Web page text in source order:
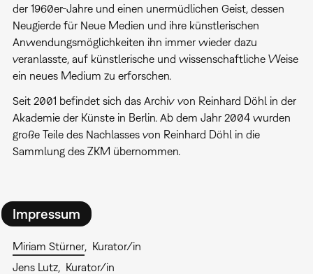
der 1960er-Jahre und einen unermüdlichen Geist, dessen
Neugierde für Neue Medien und ihre künstlerischen
Anwendungsmöglichkeiten ihn immer wieder dazu
veranlasste, auf künstlerische und wissenschaftliche Weise
ein neues Medium zu erforschen.
Seit 2001 befindet sich das Archiv von Reinhard Döhl in der
Akademie der Künste in Berlin. Ab dem Jahr 2004 wurden
große Teile des Nachlasses von Reinhard Döhl in die
Sammlung des ZKM übernommen.
Impressum
Miriam Stürner
Kurator/in
Jens Lutz
Kurator/in